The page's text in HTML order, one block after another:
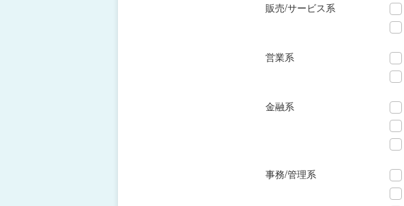
販売/サービス系
営業系
金融系
事務/管理系